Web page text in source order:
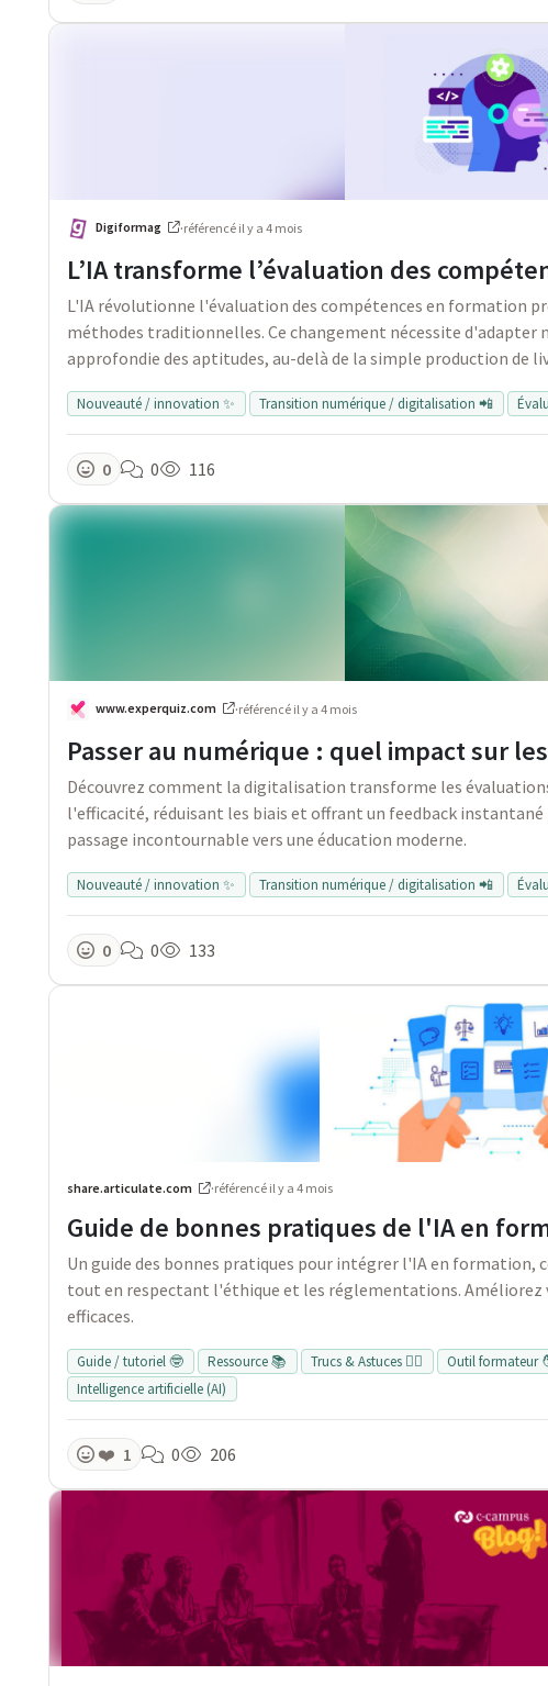
Digiformag ·référencé il y a 4 mois
L’IA transforme l’évaluation des
L'IA révolutionne l'évaluation des compétences en formation
méthodes traditionnelles. Ce changement nécessite d'adapter
approfondie des aptitudes, au-delà de la simple production de
Nouveauté / innovation ✨ Transition numérique / digitalisation 📲
0 0 116
www.experquiz.com ·référencé il y a 4 mois
Passer au numérique : quel impact sur
Découvrez comment la digitalisation transforme les
l'efficacité, réduisant les biais et offrant un feedback
passage incontournable vers une éducation moderne.
Nouveauté / innovation ✨ Transition numérique / digitalisation 📲
0 0 133
share.articulate.com ·référencé il y a 4 mois
Guide de bonnes pratiques de l'IA en
Un guide des bonnes pratiques pour intégrer l'IA en formation,
tout en respectant l'éthique et les réglementations. Améliorez
efficaces.
Guide / tutoriel 🤓 Ressource 📚 Trucs & Astuces 👍🏻 Outil formateur
Intelligence artificielle (AI)
❤️ 1 0 206